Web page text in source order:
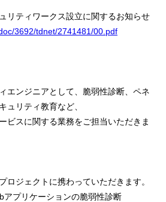
リティワークス設立に関するお知らせ
3692/tdnet/2741481/00.pdf
エンジニアとして、脆弱性診断、ペネ
ュリティ教育など、
ビスに関する業務をご担当いただきま
ロジェクトに携わっていただきます。
アプリケーションの脆弱性診断